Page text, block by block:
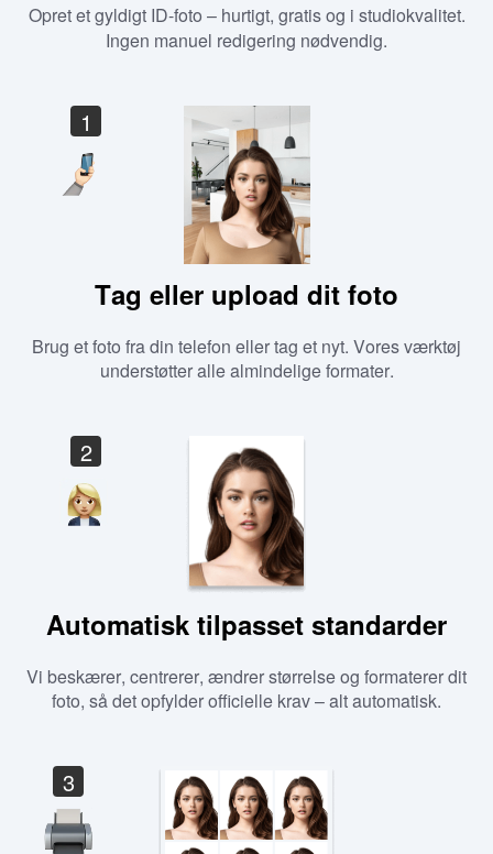
Opret et gyldigt ID-foto – hurtigt, gratis og i studiokvalitet.
Ingen manuel redigering nødvendig.
1
Tag eller upload dit foto
Brug et foto fra din telefon eller tag et nyt. Vores værktøj
understøtter alle almindelige formater.
2
Automatisk tilpasset standarder
Vi beskærer, centrerer, ændrer størrelse og formaterer dit
foto, så det opfylder officielle krav – alt automatisk.
3